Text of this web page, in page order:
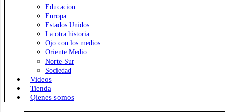
Educacion
Europa
Estados Unidos
La otra historia
Ojo con los medios
Oriente Medio
Norte-Sur
Sociedad
Videos
Tienda
Qienes somos